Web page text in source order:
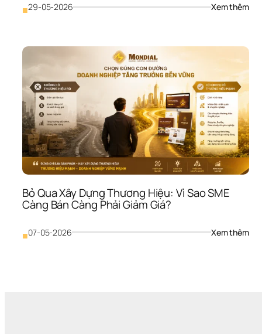
■29-05-2026 Xem thêm:
hội
bán
tốt
hơn
Bỏ Qua Xây Dựng Thương Hiệu: Vì Sao SME
Càng Bán Càng Phải Giảm Giá?
■07-05-2026 Xem thêm: